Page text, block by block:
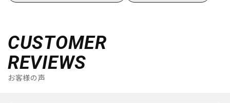
CUSTOMER
REVIEWS
お客様の声